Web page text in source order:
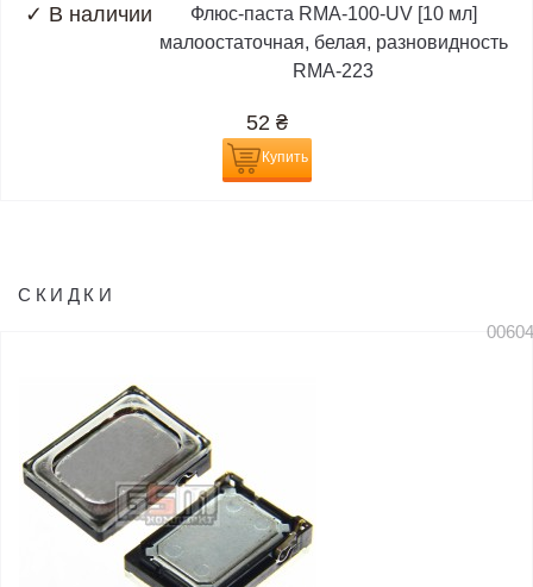
✓ В наличии
Флюс-паста RMA-100-UV [10 мл]
малоостаточная, белая, разновидность
RMA-223
52 ₴
Купить
СКИДКИ